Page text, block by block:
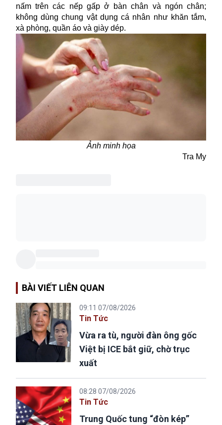
nấm trên các nếp gấp ở bàn chân và ngón chân;
không dùng chung vật dụng cá nhân như khăn tắm,
xà phòng, quần áo và giày dép.
Ảnh minh họa
Tra My
BÀI VIẾT LIÊN QUAN
09:11 07/08/2026
Tin Tức
Vừa ra tù, người đàn ông gốc
Việt bị ICE bắt giữ, chờ trục
xuất
08:28 07/08/2026
Tin Tức
Trung Quốc tung “đòn kép”